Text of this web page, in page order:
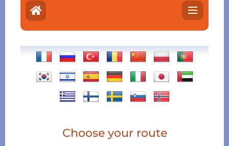
Choose your route